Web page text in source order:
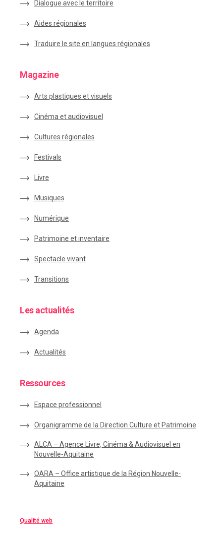
Dialogue avec le territoire
Aides régionales
Traduire le site en langues régionales
Magazine
Arts plastiques et visuels
Cinéma et audiovisuel
Cultures régionales
Festivals
Livre
Musiques
Numérique
Patrimoine et inventaire
Spectacle vivant
Transitions
Les actualités
Agenda
Actualités
Ressources
Espace professionnel
Organigramme de la Direction Culture et Patrimoine
ALCA – Agence Livre, Cinéma & Audiovisuel en
Nouvelle-Aquitaine
OARA – Office artistique de la Région Nouvelle-
Aquitaine
Qualité web